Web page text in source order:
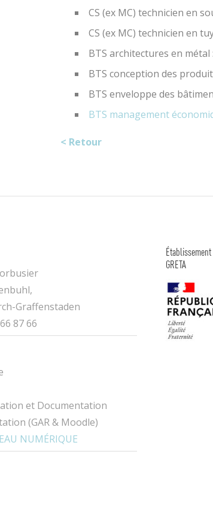
CS (ex MC) technicien en
CS (ex MC) technicien en
BTS architectures en
BTS conception des
BTS enveloppe des
BTS management
< Retour
Graffenstaden
87 66
et Documentation
(GAR & Moodle)
NUMÉRIQUE
GRETA